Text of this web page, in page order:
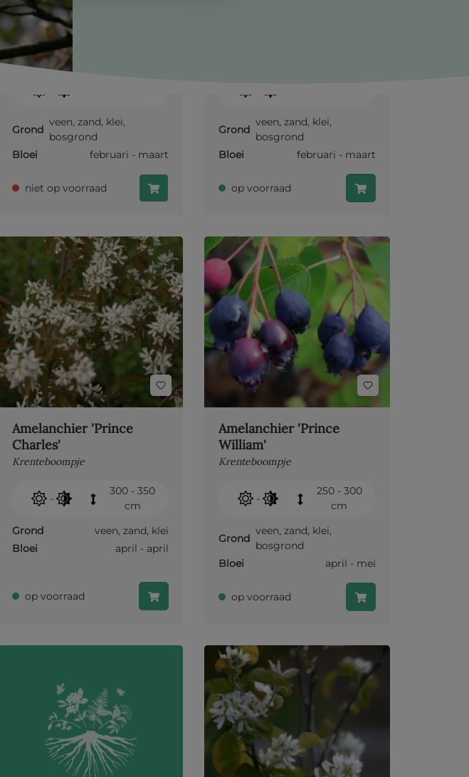
Alnus glutinosa
autochtoon
Zwarte Els
Grond
veen, zand, klei,
bosgrond
Bloei
februari - maart
niet op voorraad
Grond
veen,zand, klei,
bosgrond
Bloei
februari - maart
op voorraad
Amelanchier 'Prince
Charles'
Krenteboompje
-
300 - 350
cm
Grond
veen,zand, klei
Bloei
april - april
op voorraad
Amelanchier 'Prince
William'
Krenteboompje
-
250 - 300
cm
Grond
veen,zand, klei,
bosgrond
Bloei
april - mei
op voorraad